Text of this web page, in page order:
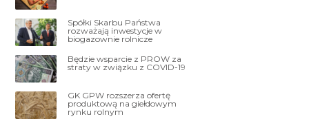
Spółki Skarbu Państwa
rozważają inwestycje w
biogazownie rolnicze
Będzie wsparcie z PROW za
straty w związku z COVID-19
GK GPW rozszerza ofertę
produktową na giełdowym
rynku rolnym